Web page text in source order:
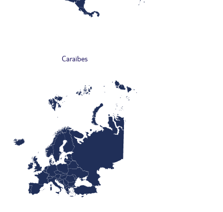
Caraïbes